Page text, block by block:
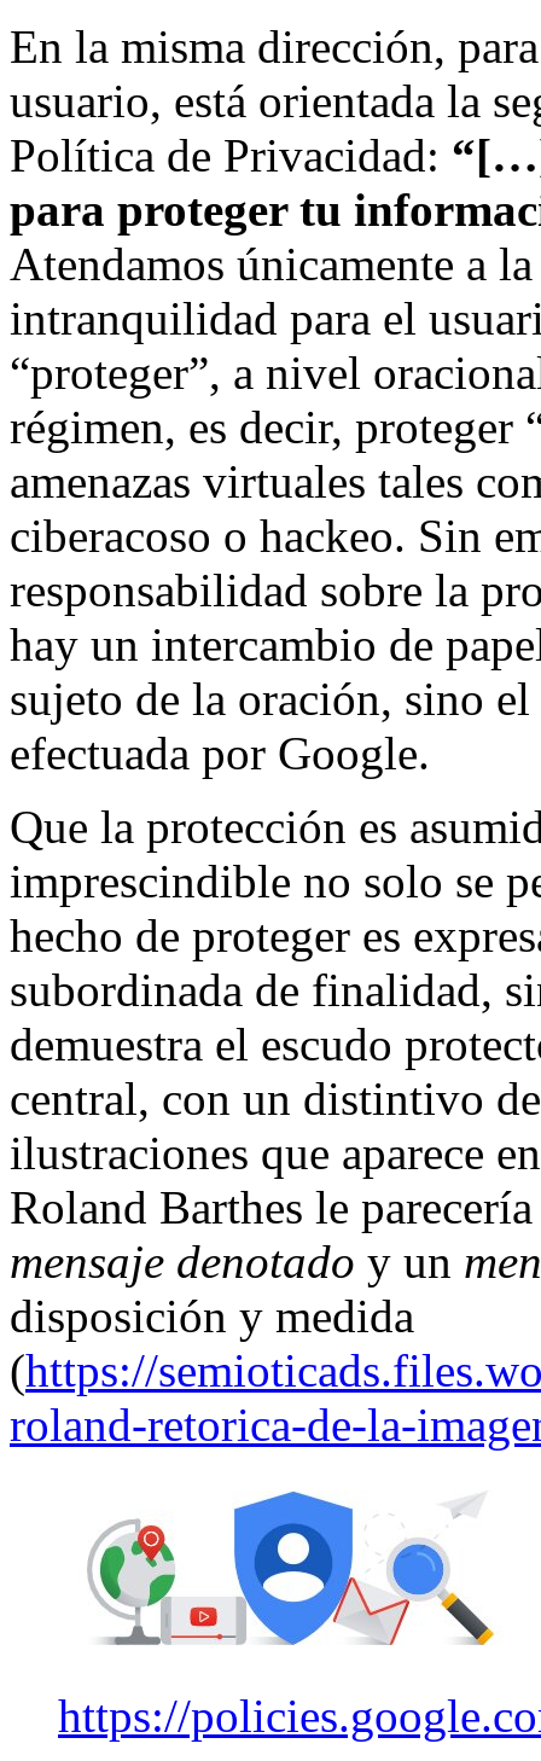
En la misma dirección,
usuario, está orientada la
Política de Privacidad:
para proteger tu
Atendamos únicamente a
intranquilidad para el
“proteger”, a nivel
régimen, es decir, proteger
amenazas virtuales tales
ciberacoso o hackeo. Sin
responsabilidad sobre la
hay un intercambio de
sujeto de la oración, sino
efectuada por Google.
Que la protección es
imprescindible no solo se
hecho de proteger es
subordinada de finalidad,
demuestra el escudo
central, con un distintivo
ilustraciones que aparece
Roland Barthes le
mensaje denotado y un
disposición y medida
(https://
roland-retorica-de-la-
https://